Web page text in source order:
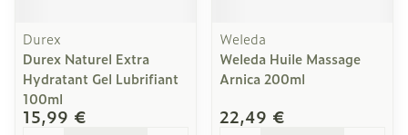
Durex
Durex Naturel Extra
Hydratant Gel Lubrifiant
100ml
15,99 €
Weleda
Weleda Huile Massage
Arnica 200ml
22,49 €